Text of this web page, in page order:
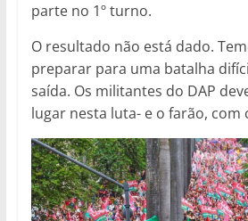
parte no 1º turno.
O resultado não está dado.
preparar para uma batalha
saída. Os militantes do DAP
lugar nesta luta- e o farão, com